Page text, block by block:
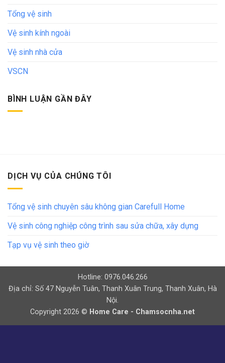
Tổng vệ sinh
Vệ sinh kính ngoài
Vệ sinh nhà cửa
VSCN
BÌNH LUẬN GẦN ĐÂY
DỊCH VỤ CỦA CHÚNG TÔI
Tổng vệ sinh chuyên sâu không gian Carefull Home
Vệ sinh công nghiệp công trình sau sửa chữa, xây dựng
Tạp vụ vệ sinh theo giờ
Hotline: 0976.046.266
Địa chỉ: Số 47 Nguyễn Tuân, Thanh Xuân Trung, Thanh Xuân, Hà
Nội.
Copyright 2026 © Home Care - Chamsocnha.net